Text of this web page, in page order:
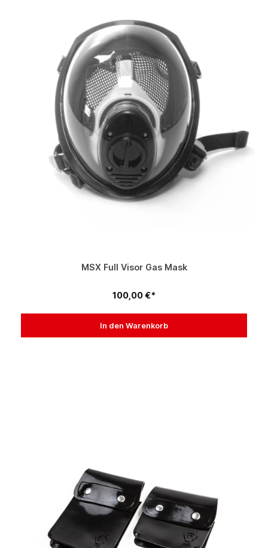
MSX Full Visor Gas Mask
100,00 €*
In den Warenkorb